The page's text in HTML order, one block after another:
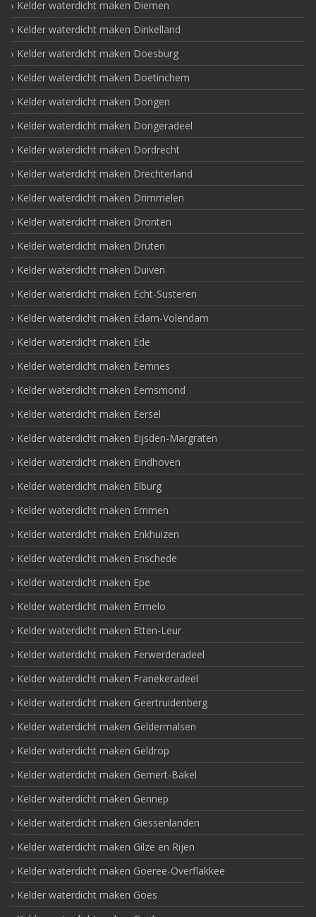
Kelder waterdicht maken Diemen
Kelder waterdicht maken Dinkelland
Kelder waterdicht maken Doesburg
Kelder waterdicht maken Doetinchem
Kelder waterdicht maken Dongen
Kelder waterdicht maken Dongeradeel
Kelder waterdicht maken Dordrecht
Kelder waterdicht maken Drechterland
Kelder waterdicht maken Drimmelen
Kelder waterdicht maken Dronten
Kelder waterdicht maken Druten
Kelder waterdicht maken Duiven
Kelder waterdicht maken Echt-Susteren
Kelder waterdicht maken Edam-Volendam
Kelder waterdicht maken Ede
Kelder waterdicht maken Eemnes
Kelder waterdicht maken Eemsmond
Kelder waterdicht maken Eersel
Kelder waterdicht maken Eijsden-Margraten
Kelder waterdicht maken Eindhoven
Kelder waterdicht maken Elburg
Kelder waterdicht maken Emmen
Kelder waterdicht maken Enkhuizen
Kelder waterdicht maken Enschede
Kelder waterdicht maken Epe
Kelder waterdicht maken Ermelo
Kelder waterdicht maken Etten-Leur
Kelder waterdicht maken Ferwerderadeel
Kelder waterdicht maken Franekeradeel
Kelder waterdicht maken Geertruidenberg
Kelder waterdicht maken Geldermalsen
Kelder waterdicht maken Geldrop
Kelder waterdicht maken Gemert-Bakel
Kelder waterdicht maken Gennep
Kelder waterdicht maken Giessenlanden
Kelder waterdicht maken Gilze en Rijen
Kelder waterdicht maken Goeree-Overflakkee
Kelder waterdicht maken Goes